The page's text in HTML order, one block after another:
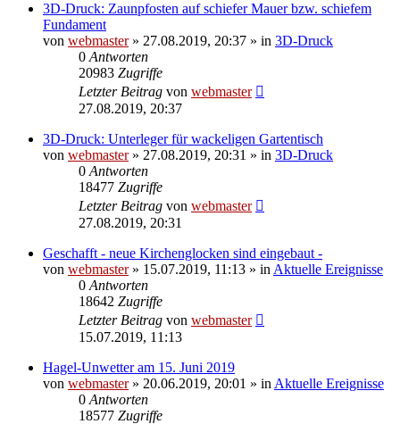
3D-Druck: Zaunpfosten auf schiefer Mauer bzw. schiefem
Fundament
von webmaster» 27.08.2019, 20:37 » in 3D-Druck
0 Antworten
20983 Zugriffe
Letzter Beitrag von webmaster
27.08.2019, 20:37
3D-Druck: Unterleger für wackeligen Gartentisch
von webmaster» 27.08.2019, 20:31 » in 3D-Druck
0 Antworten
18477 Zugriffe
Letzter Beitrag von webmaster
27.08.2019, 20:31
Geschafft - neue Kirchenglocken sind eingebaut -
von webmaster» 15.07.2019, 11:13 » in Aktuelle Ereignisse
0 Antworten
18642 Zugriffe
Letzter Beitrag von webmaster
15.07.2019, 11:13
Hagel-Unwetter am 15. Juni 2019
von webmaster» 20.06.2019, 20:01 » in Aktuelle Ereignisse
0 Antworten
18577 Zugriffe